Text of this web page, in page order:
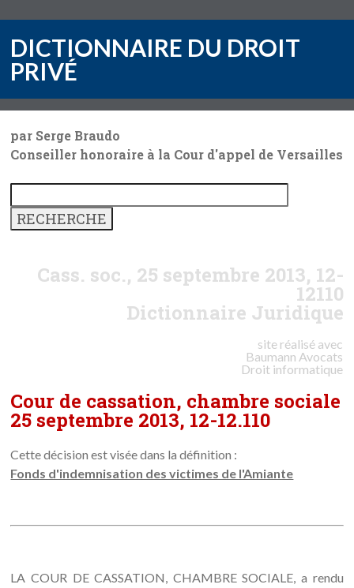
DICTIONNAIRE DU DROIT
PRIVÉ
par Serge Braudo
Conseiller honoraire à la Cour d'appel de Versailles
Cass. soc., 25 septembre 2013, 12-
12110
Dictionnaire Juridique
site réalisé avec
Baumann Avocats
Droit informatique
Cour de cassation, chambre sociale
25 septembre 2013, 12-12.110
Cette décision est visée dans la définition :
Fonds d'indemnisation des victimes de l'Amiante
LA COUR DE CASSATION, CHAMBRE SOCIALE, a rendu